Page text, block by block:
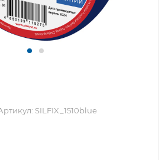
SILFIX_1510blue